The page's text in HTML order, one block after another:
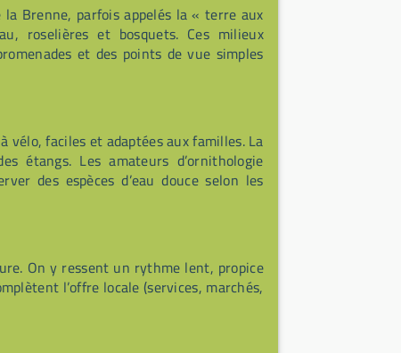
la Brenne, parfois appelés la « terre aux
roselières et bosquets. Ces milieux
et des points de vue simples
vélo, faciles et adaptées aux familles. La
étangs. Les amateurs d’ornithologie
des espèces d’eau douce selon les
On y ressent un rythme lent, propice
l’offre locale (services, marchés,